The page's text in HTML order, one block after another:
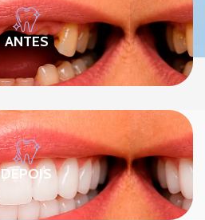
ANTES
DEPOIS